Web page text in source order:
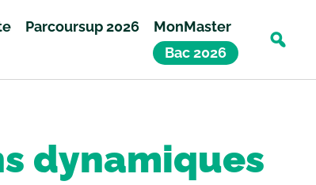
Parcoursup 2026
MonMaster
Bac 2026
dynamiques